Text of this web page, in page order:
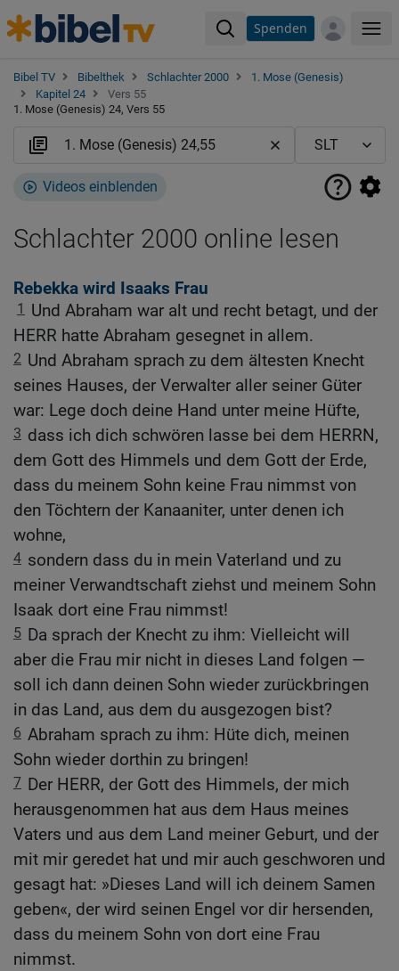
Spenden
Bibel TV Bibelthek Schlachter 2000
1. Mose (Genesis)
Kapitel 24
Vers 55
1. Mose (Genesis) 24, Vers 55
Videos einblenden
Schlachter 2000 online lesen
Rebekka wird Isaaks Frau
1
Und Abraham war alt und recht betagt, und der
HERR hatte Abraham gesegnet in allem.
2 Und Abraham sprach zu dem ältesten Knecht
seines Hauses, der Verwalter aller seiner Güter
war: Lege doch deine Hand unter meine Hüfte,
3 dass ich dich schwören lasse bei dem HERRN,
dem Gott des Himmels und dem Gott der Erde,
dass du meinem Sohn keine Frau nimmst von
den Töchtern der Kanaaniter, unter denen ich
wohne,
4 sondern dass du in mein Vaterland und zu
meiner Verwandtschaft ziehst und meinem Sohn
Isaak dort eine Frau nimmst!
5 Da sprach der Knecht zu ihm: Vielleicht will
aber die Frau mir nicht in dieses Land folgen —
soll ich dann deinen Sohn wieder zurückbringen
in das Land, aus dem du ausgezogen bist?
6 Abraham sprach zu ihm: Hüte dich, meinen
Sohn wieder dorthin zu bringen!
7 Der HERR, der Gott des Himmels, der mich
herausgenommen hat aus dem Haus meines
Vaters und aus dem Land meiner Geburt, und der
mit mir geredet hat und mir auch geschworen und
gesagt hat: »Dieses Land will ich deinem Samen
geben«, der wird seinen Engel vor dir hersenden,
dass du meinem Sohn von dort eine Frau
nimmst.